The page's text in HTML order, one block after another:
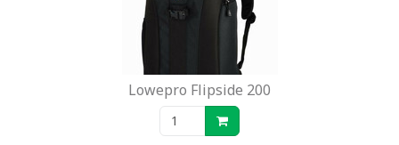
Lowepro Flipside 200